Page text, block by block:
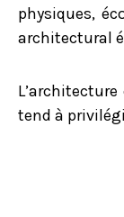
physiques,
architectural
tend à